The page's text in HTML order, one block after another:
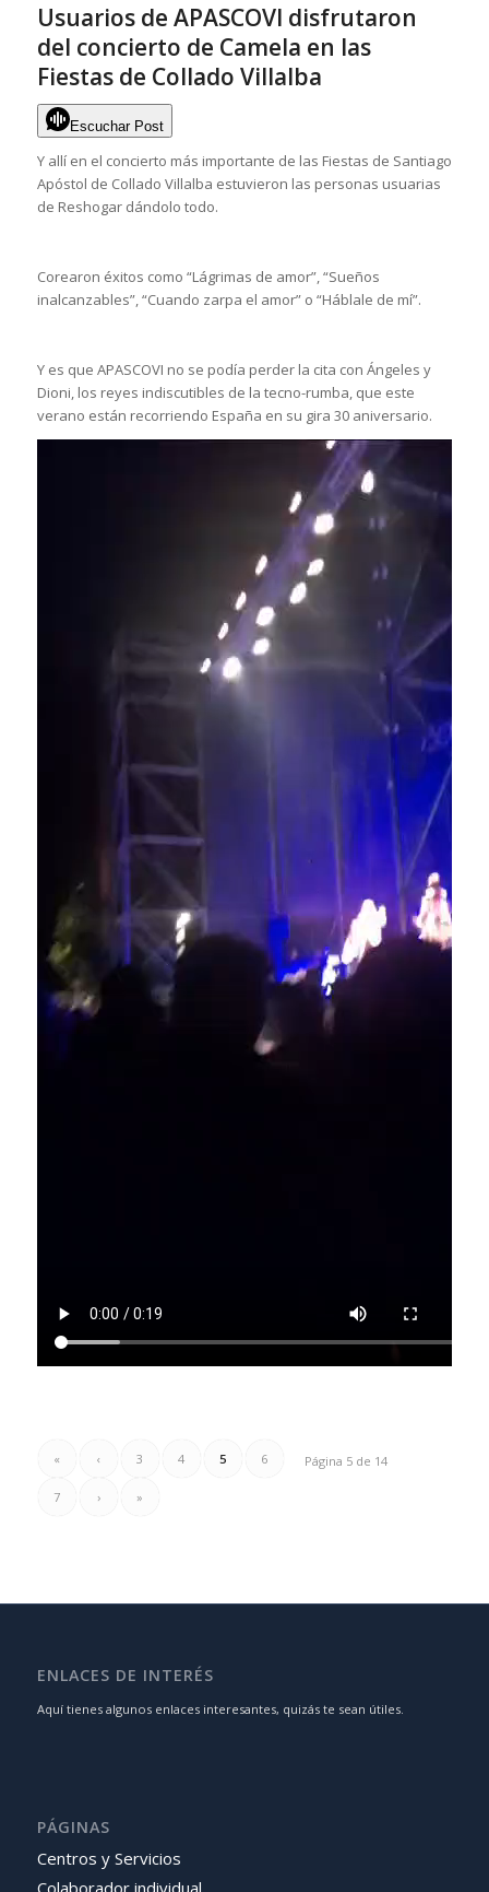
Usuarios de APASCOVI disfrutaron
del concierto de Camela en las
Fiestas de Collado Villalba
Escuchar Post
Y allí en el concierto más importante de las Fiestas de Santiago
Apóstol de Collado Villalba estuvieron las personas usuarias
de Reshogar dándolo todo.
Corearon éxitos como “Lágrimas de amor”, “Sueños
inalcanzables”, “Cuando zarpa el amor” o “Háblale de mí”.
Y es que APASCOVI no se podía perder la cita con Ángeles y
Dioni, los reyes indiscutibles de la tecno-rumba, que este
verano están recorriendo España en su gira 30 aniversario.
Página 5 de 14
« ‹ 3 4 5 6
7 › »
ENLACES DE INTERÉS
Aquí tienes algunos enlaces interesantes, quizás te sean útiles.
PÁGINAS
Centros y Servicios